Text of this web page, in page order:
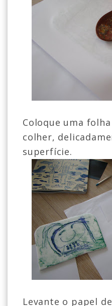
Coloque uma
colher,
superfície.
Levante o papel